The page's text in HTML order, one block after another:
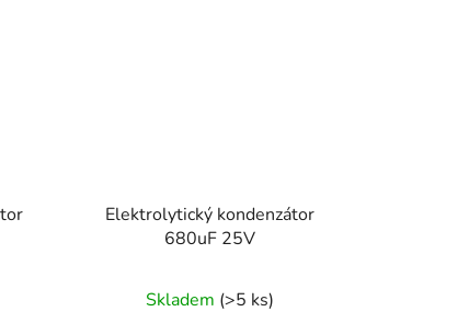
Elektrolytický kondenzátor
680uF 25V
Skladem (>5 ks)